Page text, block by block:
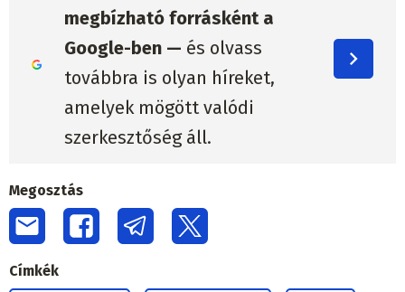
megbízható forrásként a
Google-ben — és olvass
továbbra is olyan híreket,
amelyek mögött valódi
szerkesztőség áll.
Megosztás
Címkék